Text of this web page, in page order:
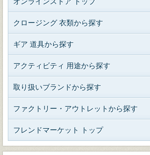
クロージング 衣類から探す
ギア 道具から探す
アクティビティ 用途から探す
取り扱いブランドから探す
ファクトリー・アウトレットから探す
フレンドマーケット トップ